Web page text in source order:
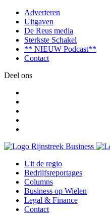
Adverteren
Uitgaven
De Reus media
Sterkste Schakel
** NIEUW Podcast**
Contact
Deel ons
Uit de regio
Bedrijfsreportages
Columns
Business op Wielen
Legal & Finance
Contact